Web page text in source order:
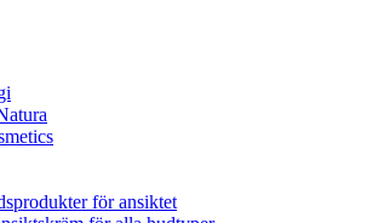
för ansiktet